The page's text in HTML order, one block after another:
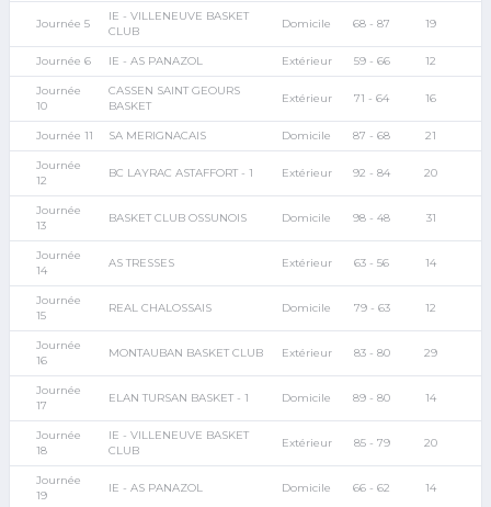
Journée 5
IE - VILLENEUVE BASKET
CLUB
Domicile 68 - 87 19
Journée 6 IE - AS PANAZOL Extérieur 59 - 66 12
Journée
10
CASSEN SAINT GEOURS
BASKET
Extérieur 71 - 64 16
Journée 11 SA MERIGNACAIS Domicile 87 - 68 21
Journée
12
BC LAYRAC ASTAFFORT - 1 Extérieur 92 - 84 20
Journée
13
BASKET CLUB OSSUNOIS Domicile 98 - 48 31
Journée
14
AS TRESSES Extérieur 63 - 56 14
Journée
15
REAL CHALOSSAIS Domicile 79 - 63 12
Journée
16
MONTAUBAN BASKET CLUB Extérieur 83 - 80 29
Journée
17
ELAN TURSAN BASKET - 1 Domicile 89 - 80 14
Journée
18
IE - VILLENEUVE BASKET
CLUB
Extérieur 85 - 79 20
Journée
19
IE - AS PANAZOL Domicile 66 - 62 14